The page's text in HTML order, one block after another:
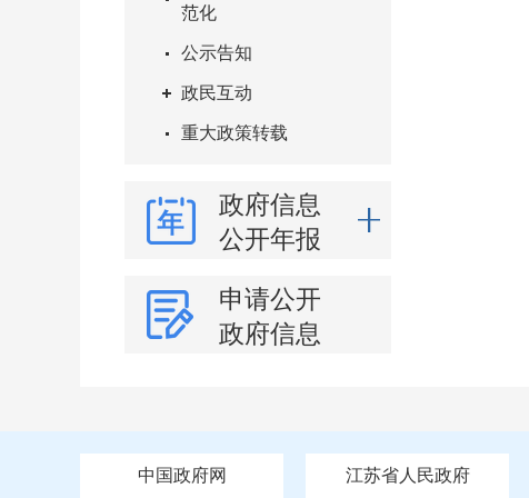
范化
公示告知
政民互动
重大政策转载
政府信息
公开年报
申请公开
政府信息
中国政府网 江苏省人民政府